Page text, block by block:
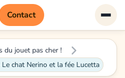
Contact
du jouet pas cher !
chat Nerino et la fée Lucetta